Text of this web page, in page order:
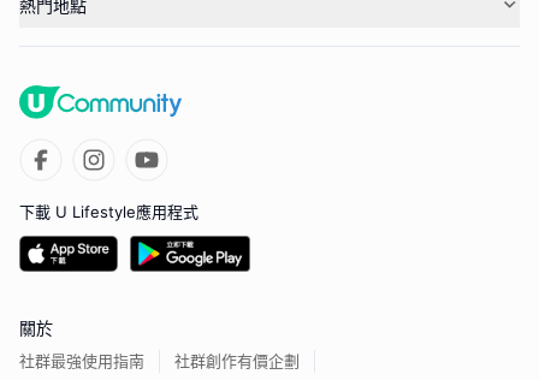
熱門地點
下載 U Lifestyle應用程式
關於
社群最強使用指南 社群創作有價企劃